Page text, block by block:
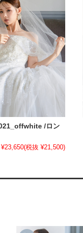
/ロン
¥23,650(税抜 ¥21,500)